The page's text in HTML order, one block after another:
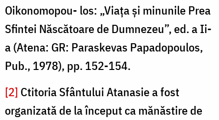
Oikonomopou- los: „Viaţa şi minunile Prea
Sfintei Născătoare de Dumnezeu”, ed. a Ii-
a (Atena: GR: Paraskevas Papadopoulos,
Pub., 1978), pp. 152-154.
[2] Ctitoria Sfântului Atanasie a fost
organizată de la început ca mănăstire de